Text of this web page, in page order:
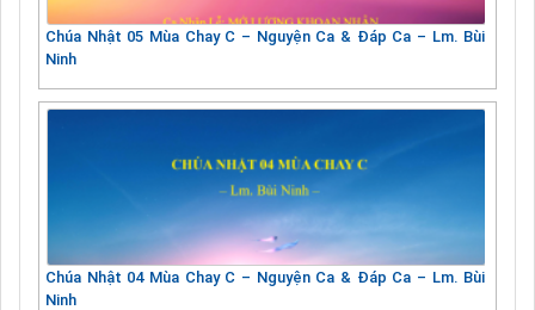
Chúa Nhật 05 Mùa Chay C – Nguyện Ca & Đáp Ca – Lm. Bùi
Ninh
Chúa Nhật 04 Mùa Chay C – Nguyện Ca & Đáp Ca – Lm. Bùi
Ninh